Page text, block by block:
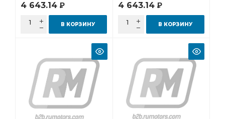
4 643.14 Р
В КОРЗИНУ
4 643.14 Р
В КОРЗИНУ